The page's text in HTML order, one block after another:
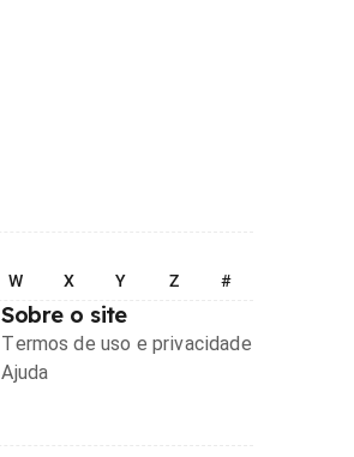
W X Y Z #
Sobre o site
Termos de uso e privacidade
Ajuda